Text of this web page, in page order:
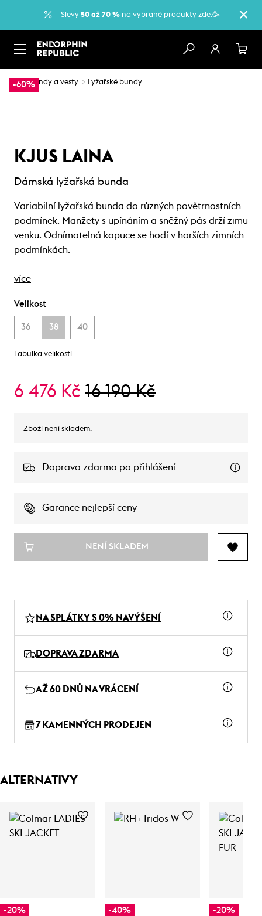
Slevy 50 až 70 % na vybrané produkty zde.🥳
-60%
… Bundy a vesty Lyžařské bundy
KJUS LAINA
Dámská lyžařská bunda
Variabilní lyžařská bunda do různých povětrnostních
podmínek. Manžety s upínáním a sněžný pás drží zimu
venku. Odnímatelná kapuce se hodí v horších zimních
podmínkách.
více
Velikost
36 38 40
Tabulka velikostí
6 476 Kč 16 190 Kč
Zboží není skladem.
Doprava zdarma po přihlášení
Garance nejlepší ceny
NENÍ SKLADEM
NA SPLÁTKY S 0% NAVÝŠENÍ
DOPRAVA ZDARMA
AŽ 60 DNŮ NA VRÁCENÍ
7 KAMENNÝCH PRODEJEN
ALTERNATIVY
-20% -40% -20%